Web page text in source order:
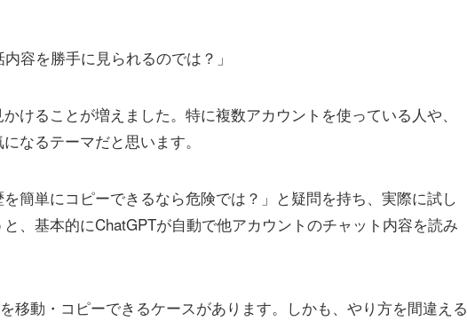
容を勝手に見られるのでは？」
けることが増えました。特に複数アカウントを使っている人や、
なるテーマだと思います。
簡単にコピーできるなら危険では？」と疑問を持ち、実際に試し
、基本的にChatGPTが自動で他アカウントのチャット内容を読み
移動・コピーできるケースがあります。しかも、やり方を間違える